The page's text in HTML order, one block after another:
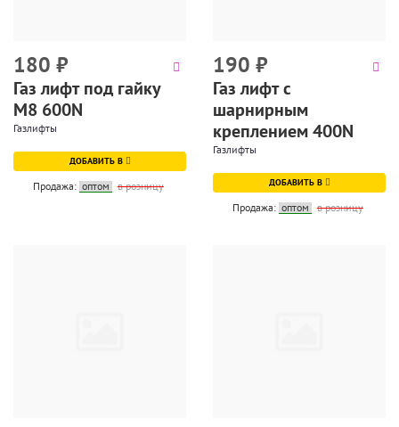
180 ₽
Газ лифт под гайку
М8 600N
Газлифты
ДОБАВИТЬ В
Продажа: оптом в розницу
190 ₽
Газ лифт с
шарнирным
креплением 400N
Газлифты
ДОБАВИТЬ В
Продажа: оптом в розницу